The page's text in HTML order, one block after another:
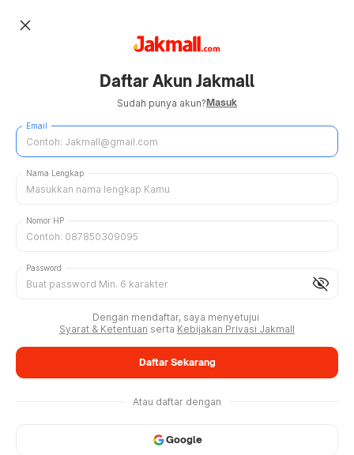
close
Daftar Akun Jakmall
Sudah punya akun?Masuk
Email
Nama Lengkap
Nomor HP
visibility_off
Password
Dengan mendaftar, saya menyetujui
Syarat & Ketentuan serta Kebijakan Privasi Jakmall
Daftar Sekarang
Atau daftar dengan
Google